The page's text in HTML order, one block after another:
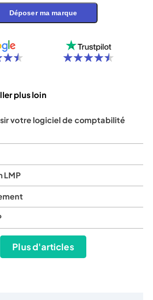
Déposer ma marque
plus loin
votre logiciel de comptabilité
LMP
Plus d'articles